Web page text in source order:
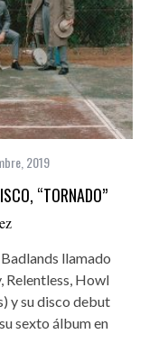
2019
“TORNADO”
llamado
Relentless, Howl
y su disco debut
sexto álbum en